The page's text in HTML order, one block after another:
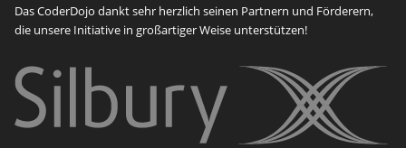
Das CoderDojo dankt sehr herzlich seinen Partnern und Förderern,
die unsere Initiative in großartiger Weise unterstützen!